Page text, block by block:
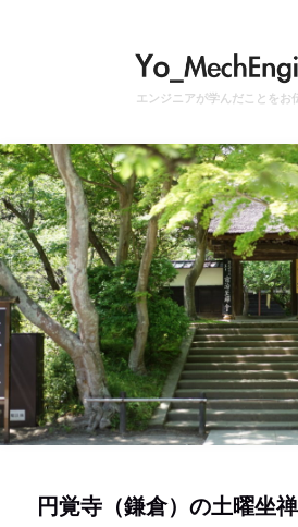
エンジニアが学んだことをお
円覚寺（鎌倉）の土曜坐